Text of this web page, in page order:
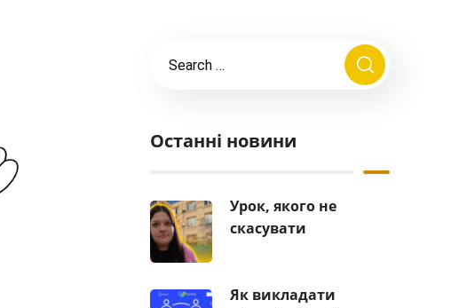
Останні новини
Урок, якого не
скасувати
Як викладати